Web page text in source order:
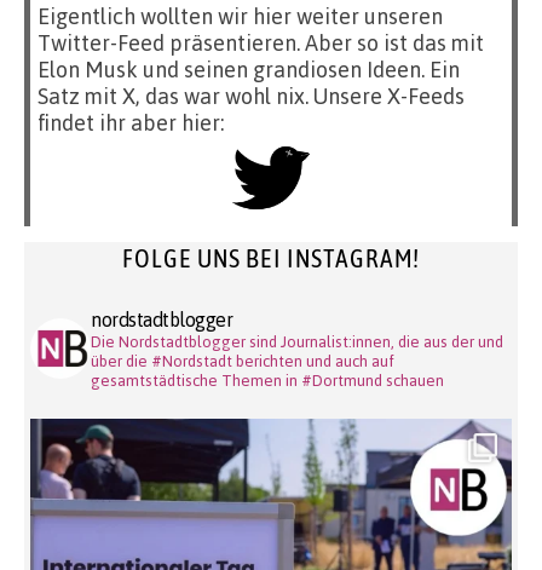
Eigentlich wollten wir hier weiter unseren
Twitter-Feed präsentieren. Aber so ist das mit
Elon Musk und seinen grandiosen Ideen. Ein
Satz mit X, das war wohl nix. Unsere X-Feeds
findet ihr aber hier:
FOLGE UNS BEI INSTAGRAM!
nordstadtblogger
Die Nordstadtblogger sind Journalist:innen, die aus der und
über die #Nordstadt berichten und auch auf
gesamtstädtische Themen in #Dortmund schauen